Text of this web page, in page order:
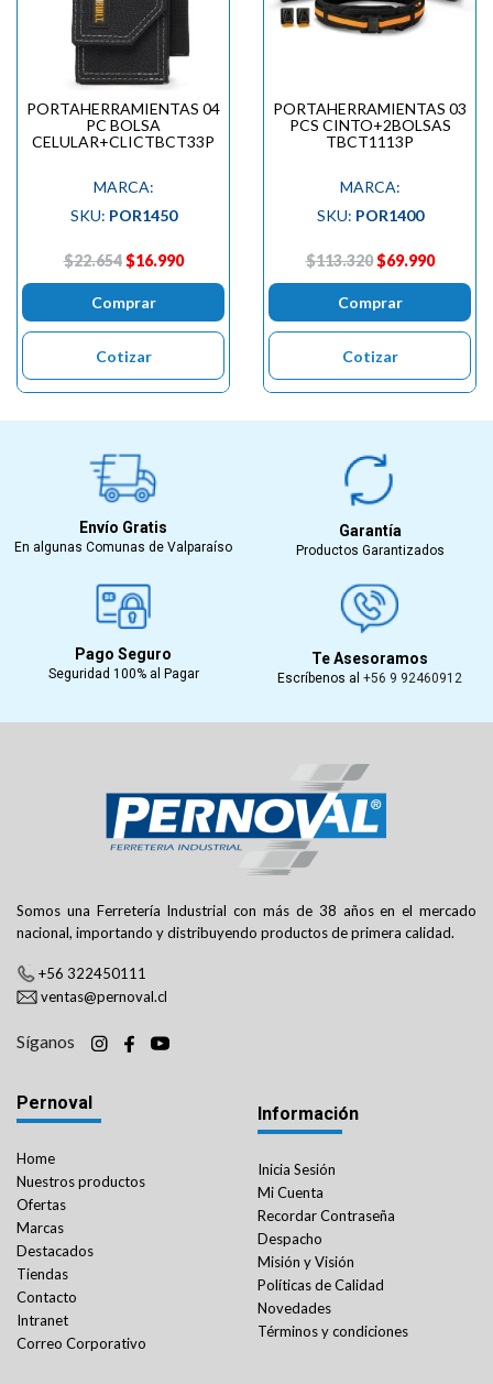
PORTAHERRAMIENTAS 04
PC BOLSA
CELULAR+CLICTBCT33P
MARCA:
SKU: POR1450
$22.654 $16.990
Comprar
Cotizar
PORTAHERRAMIENTAS 03
PCS CINTO+2BOLSAS
TBCT1113P
MARCA:
SKU: POR1400
$113.320 $69.990
Comprar
Cotizar
Envío Gratis
En algunas Comunas de Valparaíso
Garantía
Productos Garantizados
Pago Seguro
Seguridad 100% al Pagar
Te Asesoramos
Escríbenos al +56 9 92460912
Somos una Ferretería Industrial con más de 38 años en el mercado
nacional, importando y distribuyendo productos de primera calidad.
+56 322450111
ventas@pernoval.cl
Síganos
Pernoval
Home
Nuestros productos
Ofertas
Marcas
Destacados
Tiendas
Contacto
Intranet
Correo Corporativo
Información
Inicia Sesión
Mi Cuenta
Recordar Contraseña
Despacho
Misión y Visión
Políticas de Calidad
Novedades
Términos y condiciones